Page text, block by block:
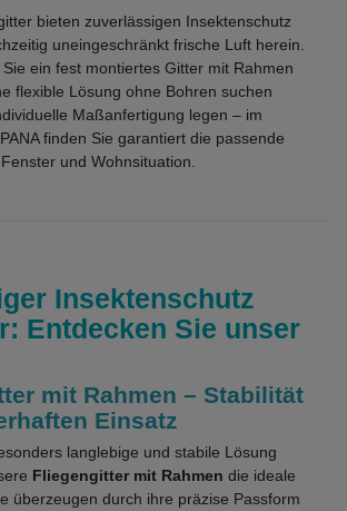
bieten zuverlässigen Insektenschutz
uneingeschränkt frische Luft herein.
ein fest montiertes Gitter mit Rahmen
flexible Lösung ohne Bohren suchen
Maßanfertigung legen – im
finden Sie garantiert die passende
und Wohnsituation.
Insektenschutz
Entdecken Sie unser
mit Rahmen – Stabilität
Einsatz
langlebige und stabile Lösung
Fliegengitter mit Rahmen die ideale
überzeugen durch ihre präzise Passform